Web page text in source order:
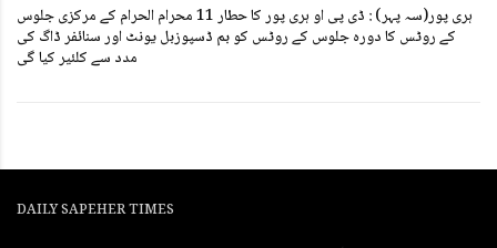
ہری پور(سہ پہر) : ڈی پی او ہری پور کا حطار 11 محرام الحرام کے مرکزی جلوس
کے روٹس کا دورہ جلوس کے روٹس کو بم ڈسپوزبل یونٹ اور سنائفر ڈاگ کی
مدد سے کلئیر کیا گی
DAILY SAPEHER TIMES